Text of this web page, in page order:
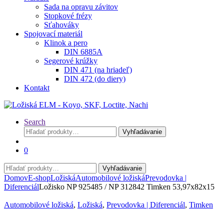
Sada na opravu závitov
Stopkové frézy
Sťahováky
Spojovací materiál
Klinok a pero
DIN 6885A
Segerové krúžky
DIN 471 (na hriadeľ)
DIN 472 (do diery)
Kontakt
Search
Hľadať:
Vyhľadávanie
0
Hľadať:
Vyhľadávanie
DomovE-shopLožiskáAutomobilové ložiskáPrevodovka |
DiferenciálLožisko NP 925485 / NP 312842 Timken 53,97x82x15
Automobilové ložiská, Ložiská, Prevodovka | Diferenciál, Timken